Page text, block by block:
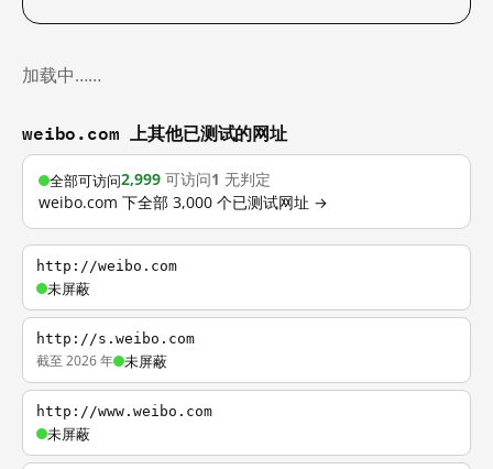
加载中……
weibo.com 上其他已测试的网址
全部可访问2,999 可访问1 无判定
weibo.com 下全部 3,000 个已测试网址 →
http://weibo.com
未屏蔽
http://s.weibo.com
截至 2026 年 未屏蔽
http://www.weibo.com
未屏蔽